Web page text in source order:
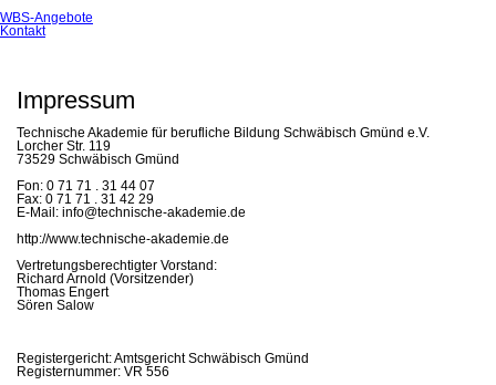
WBS-Angebote
Kontakt
Impressum
Technische Akademie für berufliche Bildung Schwäbisch Gmünd e.V.
Lorcher Str. 119
73529 Schwäbisch Gmünd
Fon: 0 71 71 . 31 44 07
Fax: 0 71 71 . 31 42 29
E-Mail: info@technische-akademie.de
http://www.technische-akademie.de
Vertretungsberechtigter Vorstand:
Richard Arnold (Vorsitzender)
Thomas Engert
Sören Salow
Registergericht: Amtsgericht Schwäbisch Gmünd
Registernummer: VR 556